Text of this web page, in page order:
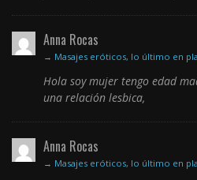
Anna Rocas
→ Masajes eróticos, lo último en
Hola soy mujer tengo edad
una relación lesbica,
Anna Rocas
→ Masajes eróticos, lo último en